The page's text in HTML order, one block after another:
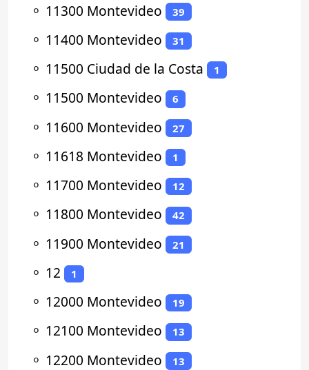
⚬ 11300 Montevideo 39
⚬ 11400 Montevideo 31
⚬ 11500 Ciudad de la Costa 1
⚬ 11500 Montevideo 6
⚬ 11600 Montevideo 27
⚬ 11618 Montevideo 1
⚬ 11700 Montevideo 12
⚬ 11800 Montevideo 42
⚬ 11900 Montevideo 21
⚬ 12 1
⚬ 12000 Montevideo 19
⚬ 12100 Montevideo 13
⚬ 12200 Montevideo 13